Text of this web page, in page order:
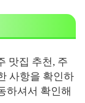
맛집 추천, 주
사항을 확인하
하셔서 확인해